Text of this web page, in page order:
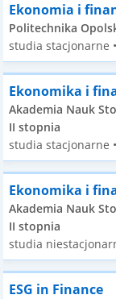
Ekonomia i
Politechnika
studia stacjonarne
Ekonomika i
Akademia Nauk
II stopnia
studia stacjonarne
Ekonomika i
Akademia Nauk
II stopnia
studia
ESG in Finance